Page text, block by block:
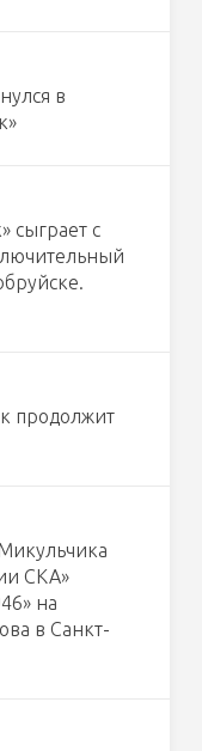
в
сыграет с
продолжит
СКА»
на
в Санкт-